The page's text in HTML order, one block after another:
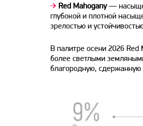
➔ Red Mahogany—
глубокой и плотной
зрелостью и
В палитре осени 2026 Red
более светлыми
благородную, сдержанную